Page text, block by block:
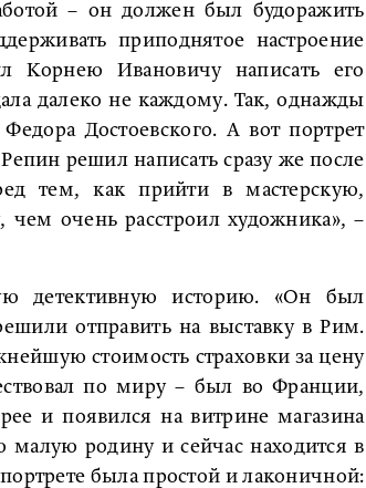
– он должен был будоражить
приподнятое настроение
Ивановичу написать его
далеко не каждому. Так, однажды
Достоевского. А вот портрет
решил написать сразу же после
тем, как прийти в мастерскую,
очень расстроил художника», –
детективную историю. «Он был
отправить на выставку в Рим.
стоимость страховки за цену
по миру – был во Франции,
и появился на витрине магазина
малую родину и сейчас находится в
была простой и лаконичной: